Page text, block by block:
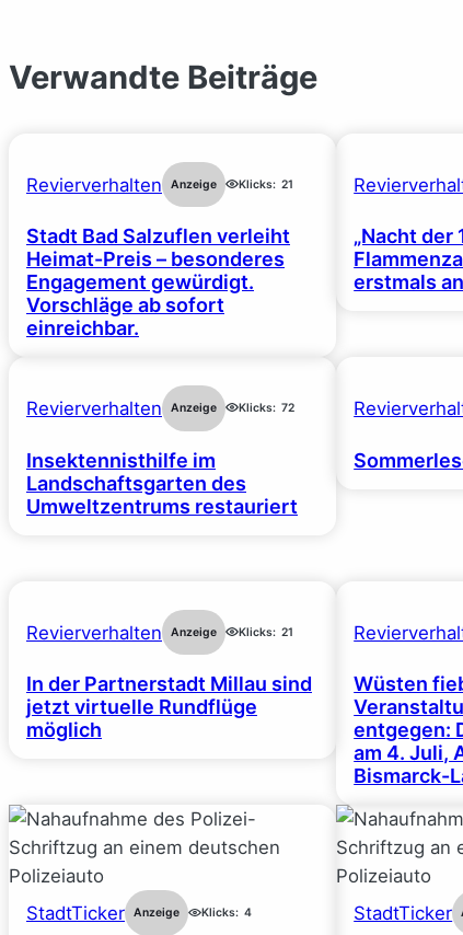
Verwandte Beiträge
Revierverhalten Anzeige Klicks: 21
Stadt Bad Salzuflen verleiht
Heimat-Preis – besonderes
Engagement gewürdigt.
Vorschläge ab sofort
einreichbar.
„Nacht der
erstmals
Revierverhalten Anzeige Klicks: 72
Insektennisthilfe im
Landschaftsgarten des
Umweltzentrums restauriert
Revierverhalten Anzeige Klicks: 21
In der Partnerstadt Millau sind
jetzt virtuelle Rundflüge
möglich
Wüsten
entgegen:
am 4. Juli,
Bismarck-
StadtTicker Anzeige Klicks: 4 StadtTicker